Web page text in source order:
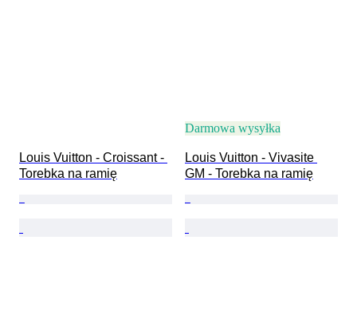
Louis Vuitton - Croissant -
Torebka na ramię
Darmowa wysyłka
Louis Vuitton - Vivasite
GM - Torebka na ramię